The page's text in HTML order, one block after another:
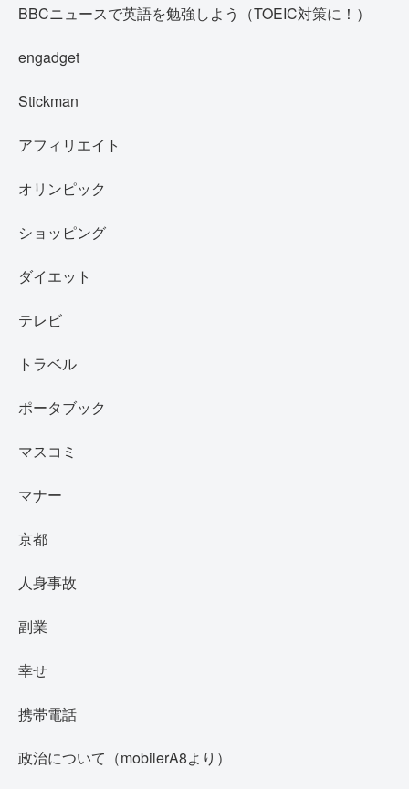
BBCニュースで英語を勉強しよう（TOEIC対策に！）
engadget
Stickman
アフィリエイト
オリンピック
ショッピング
ダイエット
テレビ
トラベル
ポータブック
マスコミ
マナー
京都
人身事故
副業
幸せ
携帯電話
政治について（mobilerA8より）